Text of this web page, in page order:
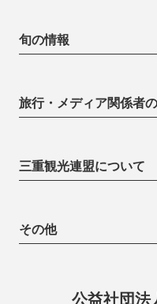
旬の情報
旅行・メディア関係者
三重観光連盟について
その他
公益社団法